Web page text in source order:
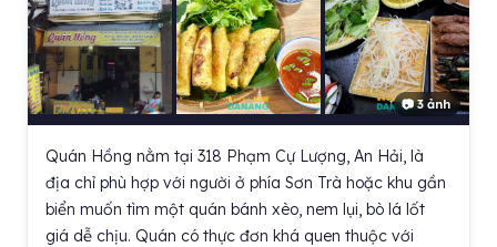
📷 3 ảnh
Quán Hồng nằm tại 318 Phạm Cự Lượng, An Hải, là
địa chỉ phù hợp với người ở phía Sơn Trà hoặc khu gần
biển muốn tìm một quán bánh xèo, nem lụi, bò lá lốt
giá dễ chịu. Quán có thực đơn khá quen thuộc với